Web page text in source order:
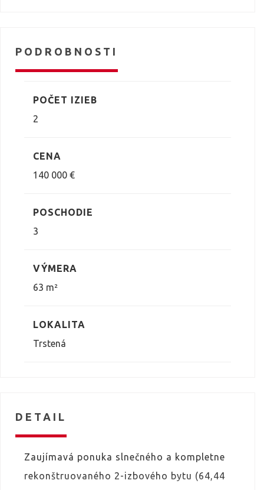
PODROBNOSTI
POČET IZIEB
2
CENA
140 000 €
POSCHODIE
3
VÝMERA
63 m²
LOKALITA
Trstená
DETAIL
Zaujímavá ponuka slnečného a kompletne
rekonštruovaného 2-izbového bytu (64,44